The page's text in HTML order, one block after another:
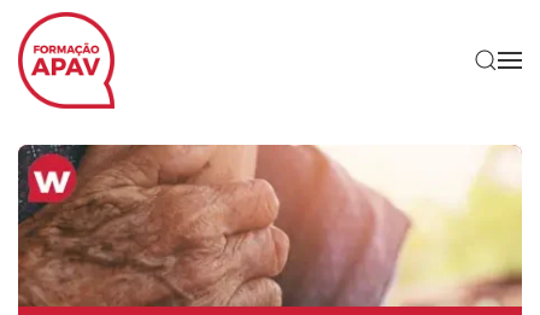
Skip to main content